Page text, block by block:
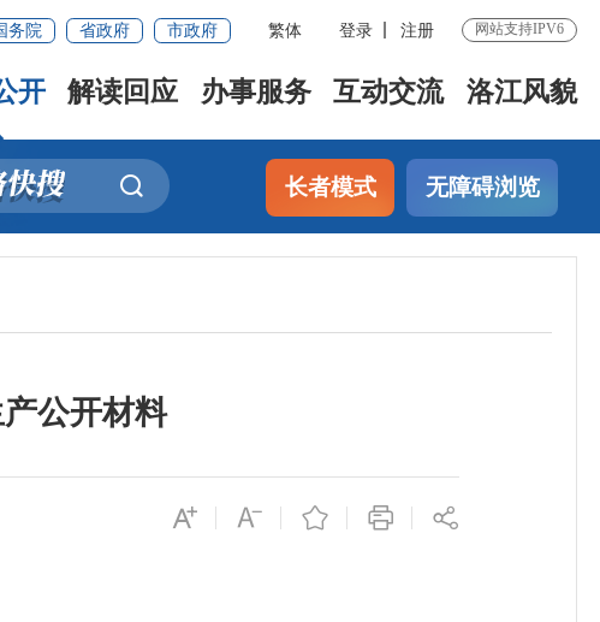
务院 省政府 市政府 繁体 登录 注册 网站支持IPV6
开 解读回应 办事服务 互动交流 洛江风貌
长者模式 无障碍浏览
公开材料